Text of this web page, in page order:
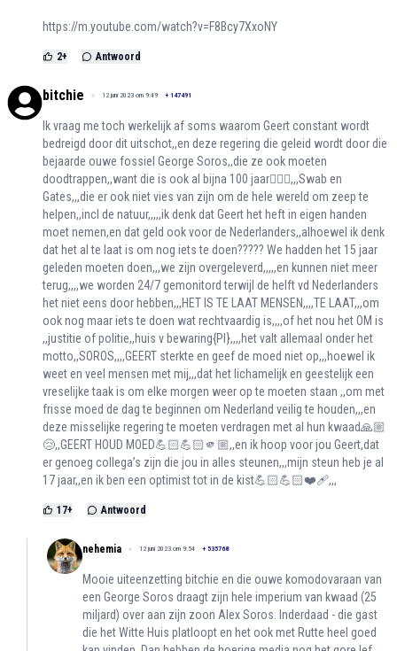
https://m.youtube.com/watch?v=F8Bcy7XxoNY
2+ Antwoord
bitchie 12 juni 2023 om 9:49 + 147491
Ik vraag me toch werkelijk af soms waarom Geert constant wordt
bedreigd door dit uitschot,,en deze regering die geleid wordt door die
bejaarde ouwe fossiel George Soros,,die ze ook moeten
doodtrappen,,want die is ook al bijna 100 jaar🤦🏻‍♀️,,,Swab en
Gates,,,die er ook niet vies van zijn om de hele wereld om zeep te
helpen,,incl de natuur,,,,,ik denk dat Geert het heft in eigen handen
moet nemen,en dat geld ook voor de Nederlanders,,alhoewel ik denk
dat het al te laat is om nog iets te doen????? We hadden het 15 jaar
geleden moeten doen,,,we zijn overgeleverd,,,,,en kunnen niet meer
terug,,,,we worden 24/7 gemonitord terwijl de helft vd Nederlanders
het niet eens door hebben,,,HET IS TE LAAT MENSEN,,,,TE LAAT,,,om
ook nog maar iets te doen wat rechtvaardig is,,,,of het nou het OM is
,,justitie of politie,,huis v bewaring{PI},,,,het valt allemaal onder het
motto,,SOROS,,,,GEERT sterkte en geef de moed niet op,,,hoewel ik
weet en veel mensen met mij,,,dat het lichamelijk en geestelijk een
vreselijke taak is om elke morgen weer op te moeten staan ,,om met
frisse moed de dag te beginnen om Nederland veilig te houden,,,en
deze misselijke regering te moeten verdragen met al hun kwaad🙏🏼
😢,,GEERT HOUD MOED💪🏻💪🏻🫵🏼,,en ik hoop voor jou Geert,dat
er genoeg collega’s zijn die jou in alles steunen,,,mijn steun heb je al
17 jaar,,en ik ben een optimist tot in de kist💪🏻💪🏻❤️‍🩹,,,
17+ Antwoord
nehemia 12 juni 2023 om 9:54 + 535768
Mooie uiteenzetting bitchie en die ouwe komodovaraan van
een George Soros draagt zijn hele imperium van kwaad (25
miljard) over aan zijn zoon Alex Soros. Inderdaad - die gast
die het Witte Huis platloopt en het ook met Rutte heel goed